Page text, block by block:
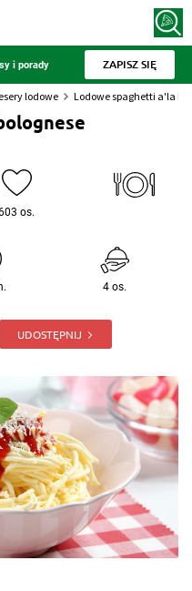
i porady ZAPISZ SIĘ
lodowe Lodowe spaghetti a'la
os.
4 os.
UDOSTĘPNIJ